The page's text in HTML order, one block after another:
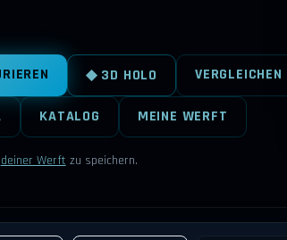
◆ 3D HOLO VERGLEICHEN
KATALOG MEINE WERFT
deiner Werft zu speichern.